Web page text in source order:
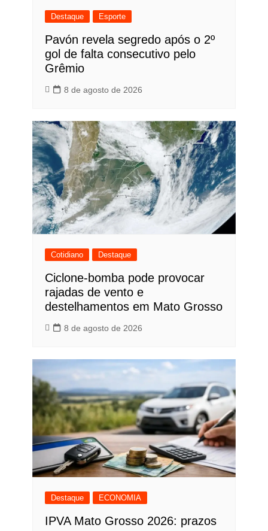
Destaque Esporte
Pavón revela segredo após o 2º
gol de falta consecutivo pelo
Grêmio
8 de agosto de 2026
Cotidiano Destaque
Ciclone-bomba pode provocar
rajadas de vento e
destelhamentos em Mato Grosso
8 de agosto de 2026
Destaque ECONOMIA
IPVA Mato Grosso 2026: prazos